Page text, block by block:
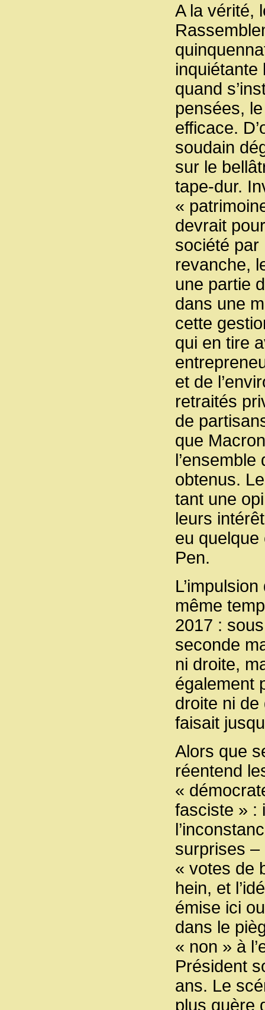
A la vérité,
inquiétante
quand
pensées,
efficace.
soudain
sur le
tape-dur.
«
devrait
société par
revanche,
une partie
dans une
cette
qui en tire
et de
retraités
de
que
obtenus.
tant une
leurs
eu
Pen.
même
2017 :
seconde
ni droite,
également
droite ni de
faisait
Alors que
réentend
«
fasciste » :
surprises –
« votes de
hein, et
émise ici
dans le
« non » à
Président
ans. Le
plus guère